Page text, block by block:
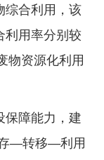
综合利用，该
利用率分别较
物资源化利用
保障能力，建
—转移—利用